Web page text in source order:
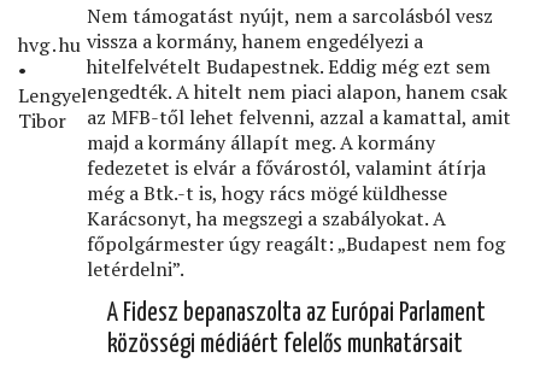
hvg․hu
•
Lengyel
Tibor
Nem támogatást nyújt, nem a sarcolásból vesz
vissza a kormány, hanem engedélyezi a
hitelfelvételt Budapestnek. Eddig még ezt sem
engedték. A hitelt nem piaci alapon, hanem csak
az MFB-től lehet felvenni, azzal a kamattal, amit
majd a kormány állapít meg. A kormány
fedezetet is elvár a fővárostól, valamint átírja
még a Btk.-t is, hogy rács mögé küldhesse
Karácsonyt, ha megszegi a szabályokat. A
főpolgármester úgy reagált: „Budapest nem fog
letérdelni”.
A Fidesz bepanaszolta az Európai Parlament
közösségi médiáért felelős munkatársait